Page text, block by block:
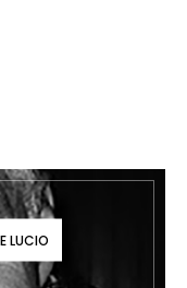
LUCIO